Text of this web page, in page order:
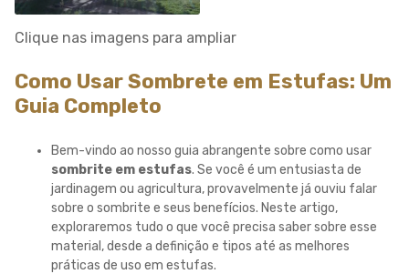
Clique nas imagens para ampliar
Como Usar Sombrete em Estufas: Um
Guia Completo
Bem-vindo ao nosso guia abrangente sobre como usar
sombrite em estufas. Se você é um entusiasta de
jardinagem ou agricultura, provavelmente já ouviu falar
sobre o sombrite e seus benefícios. Neste artigo,
exploraremos tudo o que você precisa saber sobre esse
material, desde a definição e tipos até as melhores
práticas de uso em estufas.